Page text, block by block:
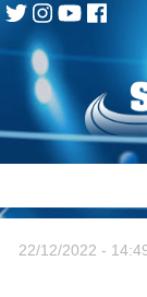
Skip
content
22/12/2022 -